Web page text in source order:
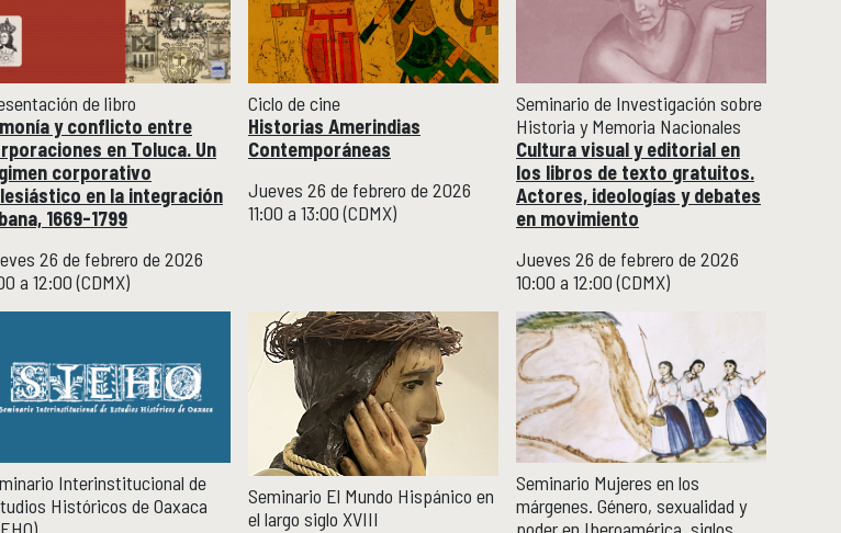
de libro
y conflicto entre
en Toluca. Un
corporativo
en la integración
1669-1799
26 de febrero de 2026
a 12:00 (CDMX)
Ciclo de cine
Historias Amerindias
Contemporáneas
Jueves 26 de febrero de 2026
11:00 a 13:00 (CDMX)
Seminario de Investigación sobre
Historia y Memoria Nacionales
Cultura visual y editorial en
los libros de texto gratuitos.
Actores, ideologías y debates
en movimiento
Jueves 26 de febrero de 2026
10:00 a 12:00 (CDMX)
Interinstitucional de
Históricos de Oaxaca
Seminario El Mundo Hispánico en
el largo siglo XVIII
Seminario Mujeres en los
márgenes. Género, sexualidad y